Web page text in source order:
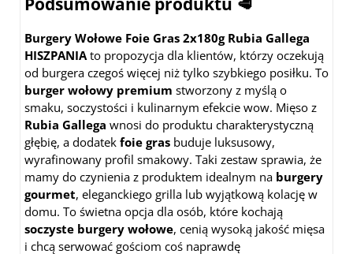
Burgery Wołowe Foie Gras 2x180g Rubia Gallega
HISZPANIAto propozycja dla klientów, którzy oczekują
od burgera czegoś więcej niż tylko szybkiego posiłku. To
burger wołowy premium stworzony z myślą o
smaku, soczystości i kulinarnym efekcie wow. Mięso z
Rubia Gallega wnosi do produktu charakterystyczną
głębię, a dodatek foie gras buduje luksusowy,
wyrafinowany profil smakowy. Taki zestaw sprawia, że
mamy do czynienia z produktem idealnym na burgery
gourmet, eleganckiego grilla lub wyjątkową kolację w
domu. To świetna opcja dla osób, które kochają
soczyste burgery wołowe, cenią wysoką jakość mięsa
i chcą serwować gościom coś naprawdę